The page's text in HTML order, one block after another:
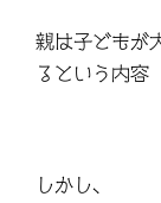
親は子どもが
るという内容
しかし、